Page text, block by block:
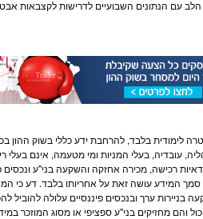
לימודית בלבד, להרחבת ידע כללי בשוק ההון
עובדיה, בעלי המניותומי מטעמה, אינם בעלי
רכישה, מכירה אחזקה והשקעה בני"ע ונכסים
עושה זאת על אחריותו בלבד. דע כי המידע
בניירות ערךובנכסים פיננסיים עלולה להוביל
והם מחזיקים בני"ע ספציפי או מסוג המוזכר